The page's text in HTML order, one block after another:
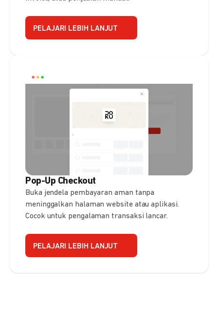
PELAJARI LEBIH LANJUT
Pop-Up Checkout
Buka jendela pembayaran aman tanpa
meninggalkan halaman website atau aplikasi.
Cocok untuk pengalaman transaksi lancar.
PELAJARI LEBIH LANJUT